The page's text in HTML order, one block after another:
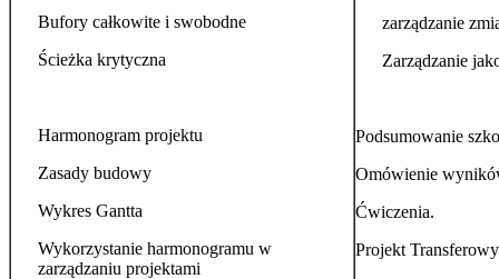
Bufory całkowite i swobodne
Ścieżka krytyczna
Harmonogram projektu
Zasady budowy
Wykres Gantta
Wykorzystanie harmonogramu w
zarządzaniu projektami
zarządzanie
Zarządzanie
Podsumowanie
Omówienie
Ćwiczenia.
Projekt Transferowy